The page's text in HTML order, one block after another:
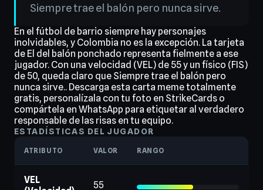
Siempre trae el balón pero nunca sirve.
En el fútbol de barrio siempre hay personajes
inolvidables, y Colombia no es la excepción. La tarjeta
de El del balón ponchado representa fielmente a ese
jugador. Con una velocidad (VEL) de 55 y un físico (FIS)
de 50, queda claro que Siempre trae el balón pero
nunca sirve.. Descarga esta carta meme totalmente
gratis, personalízala con tu foto en StrikeCards o
compártela en WhatsApp para etiquetar al verdadero
responsable de las risas en tu equipo.
ESTADÍSTICAS DEL JUGADOR
ATRIBUTO VALOR RANGO
VEL
55